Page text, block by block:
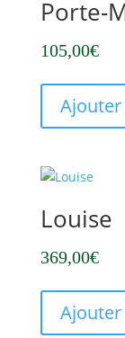
Porte-
105,00€
Louise
369,00€